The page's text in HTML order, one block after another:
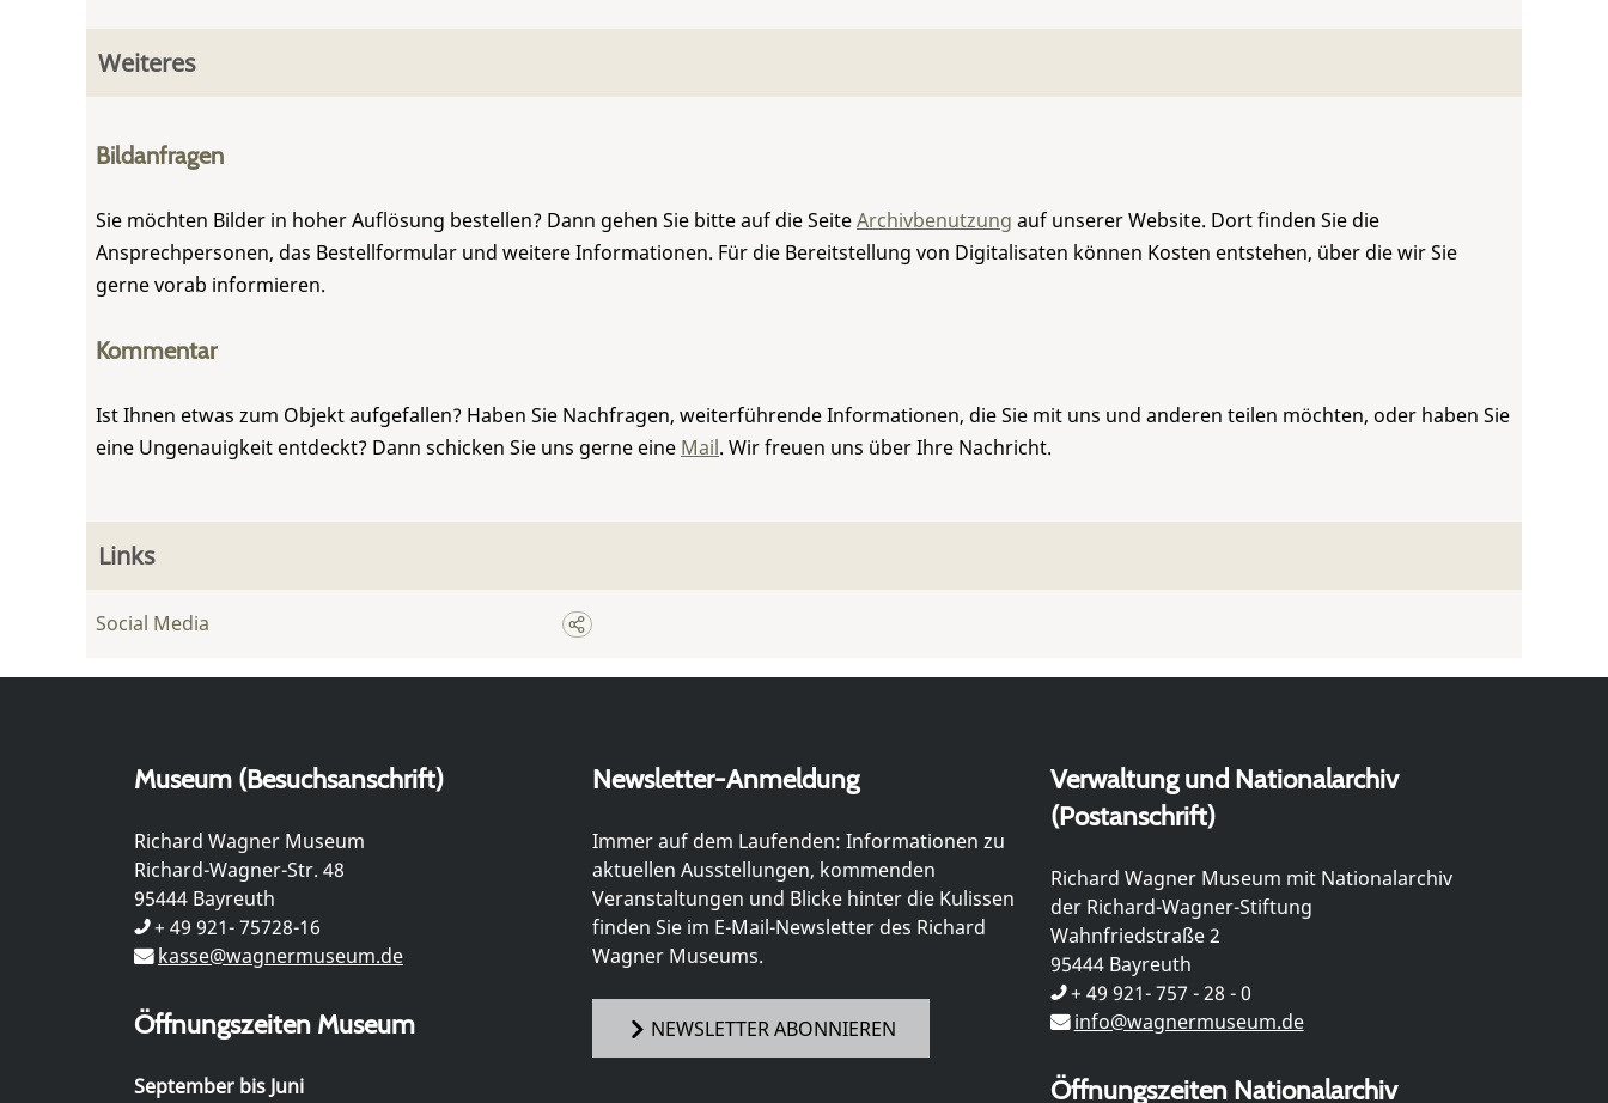
Weiteres
Bildanfragen
Sie möchten Bilder in hoher Auflösung bestellen? Dann gehen Sie bitte auf die SeiteArchivbenutzung auf unserer Website. Dort finden Sie die
Ansprechpersonen, das Bestellformular und weitere Informationen. Für die Bereitstellung von Digitalisaten können Kosten entstehen, über die wir Sie
gerne vorab informieren.
Kommentar
Ist Ihnen etwas zum Objekt aufgefallen? Haben Sie Nachfragen, weiterführende Informationen, die Sie mit uns und anderen teilen möchten, oder haben Sie
eine Ungenauigkeit entdeckt? Dann schicken Sie uns gerne eine Mail. Wir freuen uns über Ihre Nachricht.
Links
Social Media
Museum (Besuchsanschrift)
Richard Wagner Museum
Richard-Wagner-Str. 48
95444 Bayreuth
+ 49 921- 75728-16
kasse@wagnermuseum.de
Öffnungszeiten Museum
September bis Juni
Newsletter-Anmeldung
Immer auf dem Laufenden: Informationen zu
aktuellen Ausstellungen, kommenden
Veranstaltungen und Blicke hinter die Kulissen
finden Sie im E-Mail-Newsletter des Richard
Wagner Museums.
NEWSLETTER ABONNIEREN
Verwaltung und Nationalarchiv
(Postanschrift)
Richard Wagner Museum mit Nationalarchiv
der Richard-Wagner-Stiftung
Wahnfriedstraße 2
95444 Bayreuth
+ 49 921- 757 - 28 - 0
info@wagnermuseum.de
Öffnungszeiten Nationalarchiv